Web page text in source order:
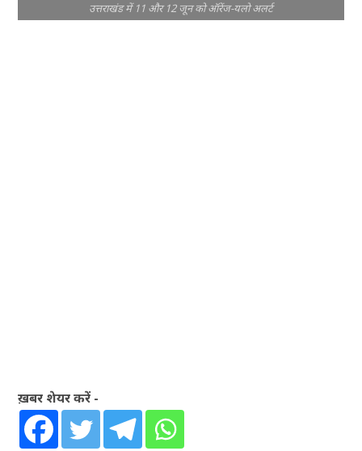
उत्तराखंड में 11 और 12 जून को ऑरेंज-यलो अलर्ट
ख़बर शेयर करें -